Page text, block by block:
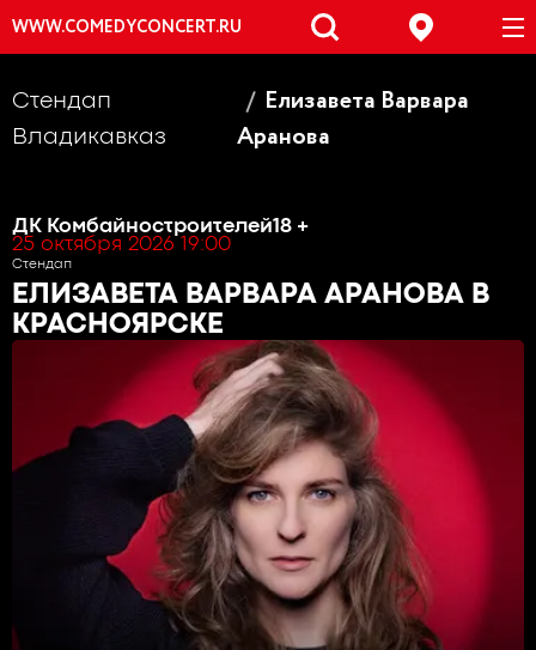
WWW.COMEDYCONCERT.RU
Стендап
Владикавказ
Елизавета Варвара
Аранова
ДК Комбайностроителей18 +
25 октября 2026 19:00
Стендап
ЕЛИЗАВЕТА ВАРВАРА АРАНОВА В
КРАСНОЯРСКЕ